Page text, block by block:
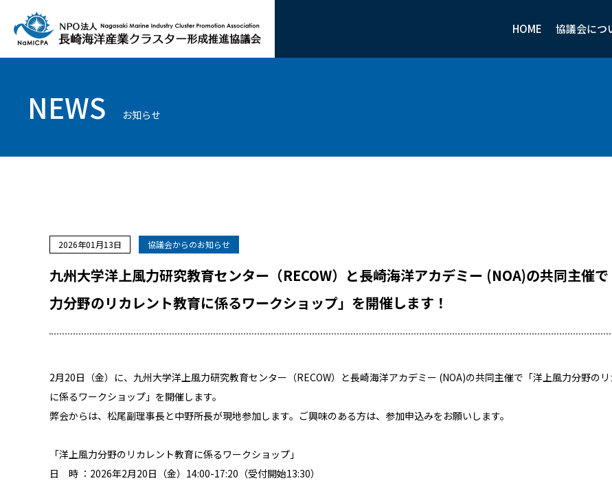
HOME 協議会につ
NEWS お知らせ
2026年01月13日 協議会からのお知らせ
九州大学洋上風力研究教育センター（RECOW）と長崎海洋アカデミー (NOA)の共同主催
力分野のリカレント教育に係るワークショップ」を開催します！
2月20日（金）に、九州大学洋上風力研究教育センター（RECOW）と長崎海洋アカデミー (NOA)の共同主催で「洋上風力分野の
に係るワークショップ」を開催します。
弊会からは、松尾副理事長と中野所長が現地参加します。ご興味のある方は、参加申込みをお願いします。
「洋上風力分野のリカレント教育に係るワークショップ」
日 時 ：2026年2月20日（金）14:00-17:20（受付開始13:30）